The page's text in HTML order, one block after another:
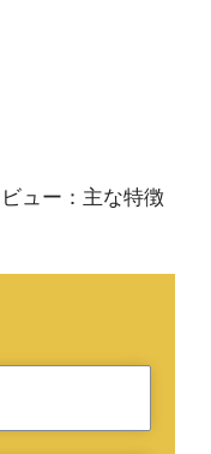
ュー：主な特徴